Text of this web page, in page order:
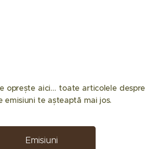
oprește aici… toate articolele despre
emisiuni te așteaptă mai jos. 📺✨
Emisiuni
08.05.2026
Semifinala
talent 2026
a făcut
08.04.2026
Chefi la
2026: